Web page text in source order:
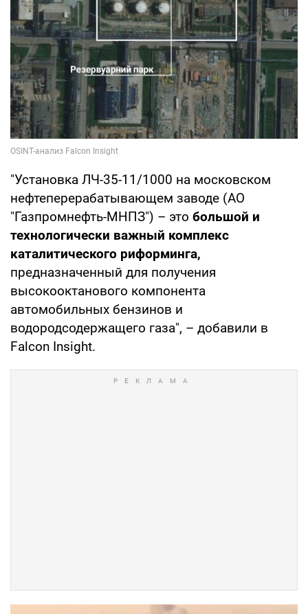
"Установка ЛЧ-35-11/1000 на московском
нефтеперерабатывающем заводе (АО
"Газпромнефть-МНПЗ") – это большой и
технологически важный комплекс
каталитического риформинга,
предназначенный для получения
высокооктанового компонента
автомобильных бензинов и
водородсодержащего газа", – добавили в
Falcon Insight.